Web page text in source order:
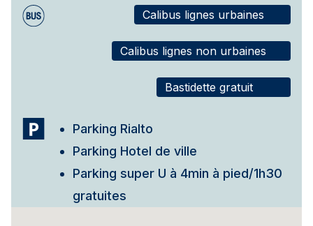
Calibus lignes urbaines
Calibus lignes non urbaines
Bastidette gratuit
Parking Rialto
Parking Hotel de ville
Parking super U à 4min à pied/1h30
gratuites